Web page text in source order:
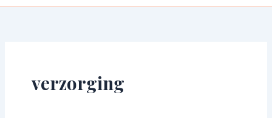
verzorging